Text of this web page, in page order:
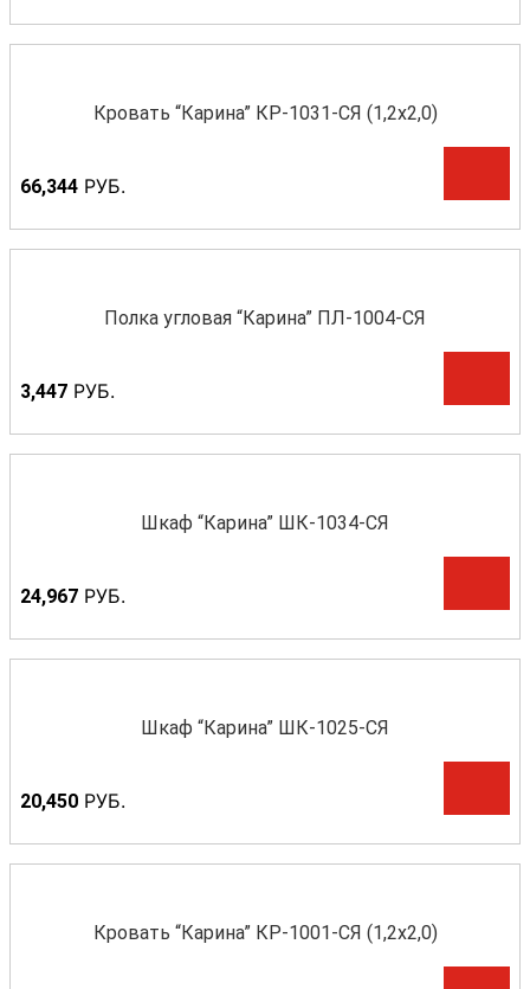
Кровать “Карина” КР-1031-СЯ (1,2х2,0)
66,344 РУБ.
Полка угловая “Карина” ПЛ-1004-СЯ
3,447 РУБ.
Шкаф “Карина” ШК-1034-СЯ
24,967 РУБ.
Шкаф “Карина” ШК-1025-СЯ
20,450 РУБ.
Кровать “Карина” КР-1001-СЯ (1,2х2,0)